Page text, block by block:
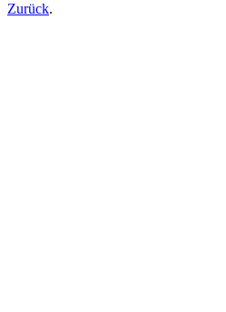
Zurück.